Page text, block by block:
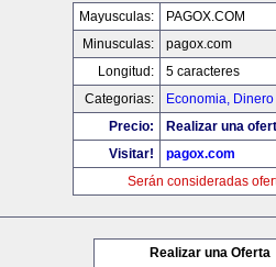
Mayusculas:
PAGOX.COM
Minusculas:
pagox.com
Longitud:
5 caracteres
Categorias:
Economia,
Precio:
Realizar una
Visitar!
pagox.com
Serán consideradas
Realizar una Oferta